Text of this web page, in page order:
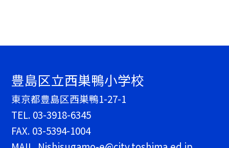
豊島区立西巣鴨小学校
東京都豊島区西巣鴨1-27-1
TEL. 03-3918-6345
FAX. 03-5394-1004